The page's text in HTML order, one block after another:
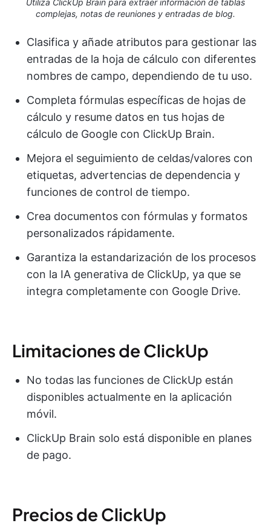
Utiliza ClickUp Brain para extraer información de tablas
complejas, notas de reuniones y entradas de blog.
Clasifica y añade atributos para gestionar las
entradas de la hoja de cálculo con diferentes
nombres de campo, dependiendo de tu uso.
Completa fórmulas específicas de hojas de
cálculo y resume datos en tus hojas de
cálculo de Google con ClickUp Brain.
Mejora el seguimiento de celdas/valores con
etiquetas, advertencias de dependencia y
funciones de control de tiempo.
Crea documentos con fórmulas y formatos
personalizados rápidamente.
Garantiza la estandarización de los procesos
con la IA generativa de ClickUp, ya que se
integra completamente con Google Drive.
Limitaciones de ClickUp
No todas las funciones de ClickUp están
disponibles actualmente en la aplicación
móvil.
ClickUp Brain solo está disponible en planes
de pago.
Precios de ClickUp